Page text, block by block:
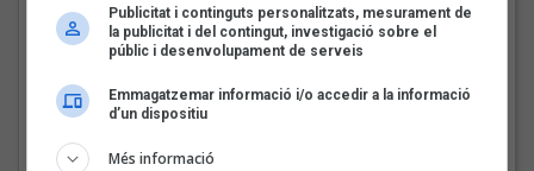
Pep Álvarez amb Joan Muntaner (Xanguito)
Publicitat i continguts personalitzats, mesurament de
la publicitat i del contingut, investigació sobre el
públic i desenvolupament de serveis
Emmagatzemar informació i/o accedir a la informació
d’un dispositiu
Més informació